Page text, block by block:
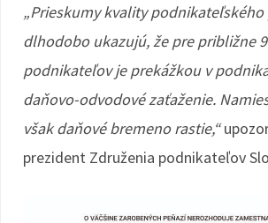
„Prieskumy kvality
dlhodobo ukazujú, že pre približne
podnikateľov je prekážkou v
daňovo-odvodové zaťaženie.
však daňové bremeno rastie,“
prezident Združenia podnikateľov